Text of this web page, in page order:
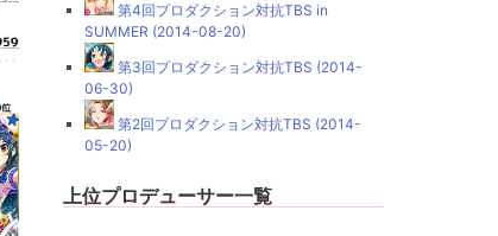
第4回プロダクション対抗TBS in
SUMMER (2014-08-20)
第3回プロダクション対抗TBS (2014-
06-30)
第2回プロダクション対抗TBS (2014-
05-20)
上位プロデューサー一覧